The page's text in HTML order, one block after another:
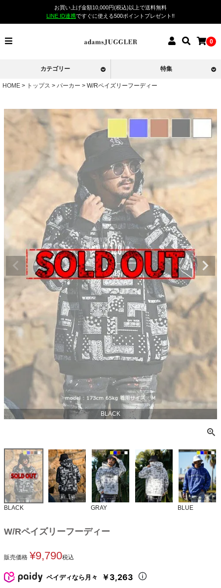
お買い上げ金額10,000円(税込)以上で送料無料
LINE ID連携ですぐに使える500ポイントプレゼント!!
0
カテゴリー 特集
HOME トップス パーカー W/Rペイズリーフーディー
BLACK
BLACK GRAY BLUE
W/Rペイズリーフーディー
販売価格 ¥9,790税込
ペイディなら月々 ￥3,263